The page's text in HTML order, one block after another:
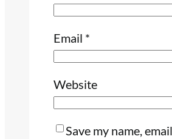
Email *
Website
Save my name,